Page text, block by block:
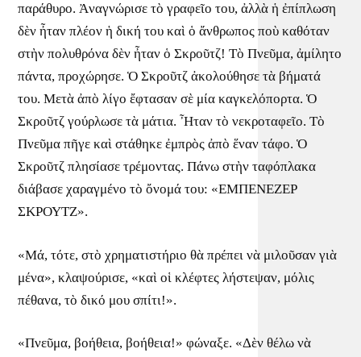
παράθυρο. Ἀναγνώρισε τὸ γραφεῖο του, ἀλλὰ ἡ ἐπίπλωση
δὲν ἦταν πλέον ἡ δική του καὶ ὁ ἄνθρωπος ποὺ καθόταν
στὴν πολυθρόνα δὲν ἦταν ὁ Σκροῦτζ! Τὸ Πνεῦμα, ἀμίλητο
πάντα, προχώρησε. Ὁ Σκροῦτζ ἀκολούθησε τὰ βήματά
του. Μετὰ ἀπὸ λίγο ἔφτασαν σὲ μία καγκελόπορτα. Ὁ
Σκροῦτζ γούρλωσε τὰ μάτια. Ἦταν τὸ νεκροταφεῖο. Τὸ
Πνεῦμα πῆγε καὶ στάθηκε ἐμπρὸς ἀπὸ ἕναν τάφο. Ὁ
Σκροῦτζ πλησίασε τρέμοντας. Πάνω στὴν ταφόπλακα
διάβασε χαραγμένο τὸ ὄνομά του: «ΕΜΠΕΝΕΖΕΡ
ΣΚΡΟΥΤΖ».
«Μά, τότε, στὸ χρηματιστήριο θὰ πρέπει νὰ μιλοῦσαν γιὰ
μένα», κλαψούρισε, «καὶ οἱ κλέφτες λήστεψαν, μόλις
πέθανα, τὸ δικό μου σπίτι!».
«Πνεῦμα, βοήθεια, βοήθεια!» φώναξε. «Δὲν θέλω νὰ